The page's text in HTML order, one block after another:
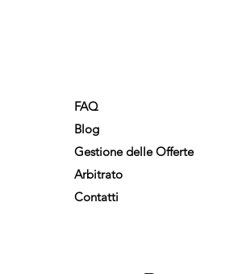
FAQ
Blog
Gestione delle Offerte
Arbitrato
Contatti